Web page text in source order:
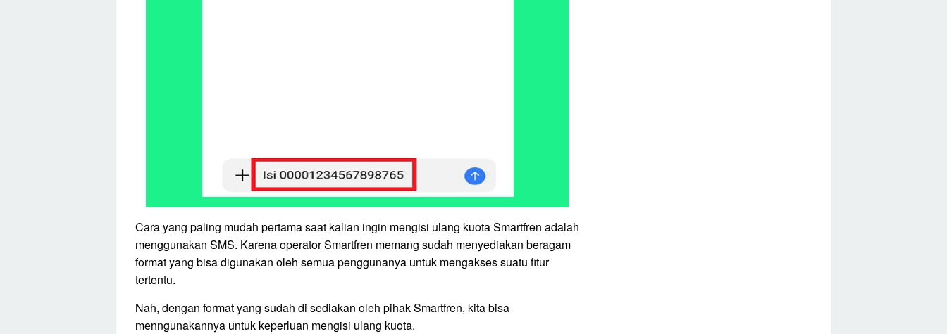
Cara yang paling mudah pertama saat kalian ingin mengisi ulang kuota Smartfren adalah
menggunakan SMS. Karena operator Smartfren memang sudah menyediakan beragam
format yang bisa digunakan oleh semua penggunanya untuk mengakses suatu fitur
tertentu.
Nah, dengan format yang sudah di sediakan oleh pihak Smartfren, kita bisa
menngunakannya untuk keperluan mengisi ulang kuota.